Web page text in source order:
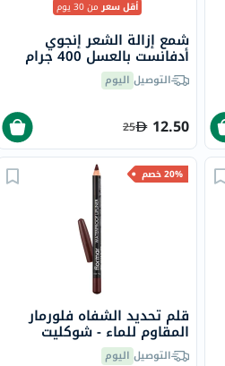
أقل سعرمن 30 يوم
شمع إزالة الشعر إنجوي
أدفانست بالعسل 400 جرام
التوصيل اليوم
12.50
25
20% خصم
قلم تحديد الشفاه فلورمار
المقاوم للماء - شوكليت
فوندو/244
التوصيل اليوم